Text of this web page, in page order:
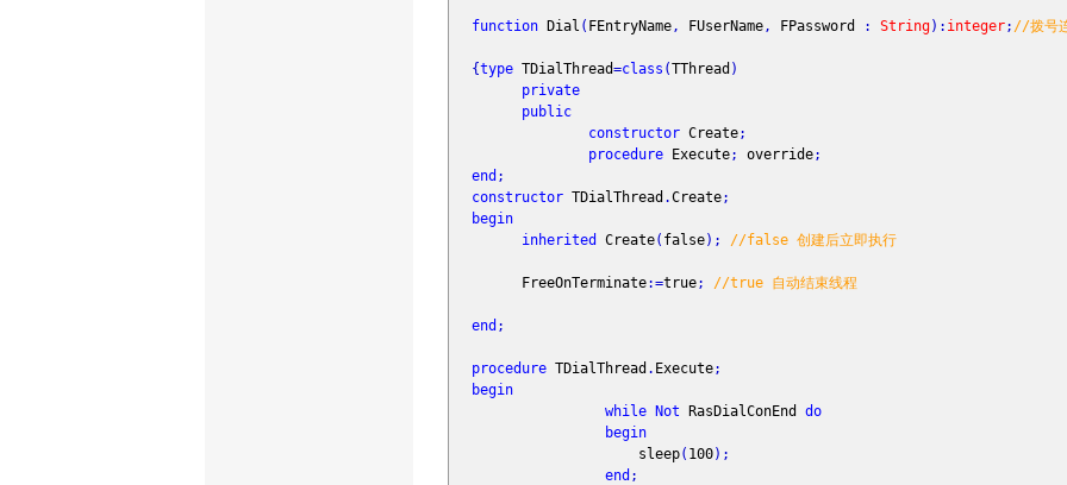
function Dial ( FEntryName, FUserName, FPassword : String) : integer; //拨号
{type TDialThread=class (TThread )
private
public
constructor Create;
procedure Execute; override;
end ;
constructor TDialThread .Create;
begin
inherited
Create( false) ; //false 创建后立即执行
FreeOnTerminate:=true; //true 自动结束线程
end ;
procedure TDialThread . Execute;
begin
while
Not RasDialConEnd do
begin
sleep( 100) ;
end ;